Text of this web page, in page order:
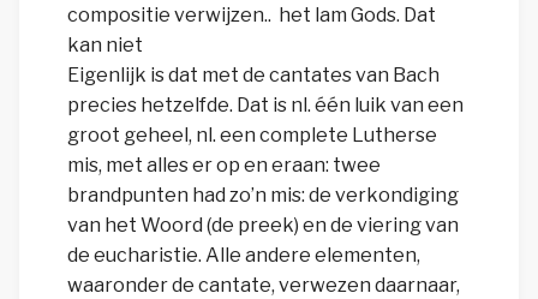
compositie verwijzen.. het lam Gods. Dat
kan niet
Eigenlijk is dat met de cantates van Bach
precies hetzelfde. Dat is nl. één luik van een
groot geheel, nl. een complete Lutherse
mis, met alles er op en eraan: twee
brandpunten had zo’n mis: de verkondiging
van het Woord (de preek) en de viering van
de eucharistie. Alle andere elementen,
waaronder de cantate, verwezen daarnaar,